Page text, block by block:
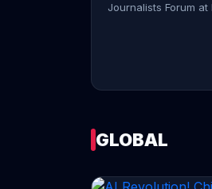
Journalists Forum at
GLOBAL